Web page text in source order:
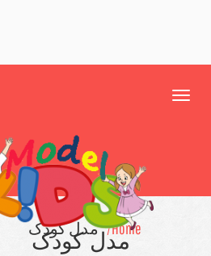
مدل کودک
مدل کودک